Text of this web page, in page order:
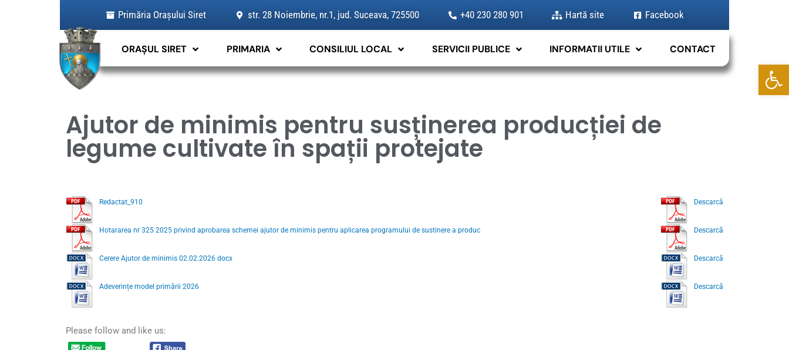
Primăria Orașului Siret str. 28 Noiembrie, nr.1, jud. Suceava, 725500 +40 230 280 901 Hartă site Facebook
ORAȘUL SIRET PRIMARIA CONSILIUL LOCAL SERVICII PUBLICE INFORMATII UTILE CONTACT
Ajutor de minimis pentru susținerea producției de
legume cultivate în spații protejate
Redactat_910 Descarcă
Hotararea nr 325 2025 privind aprobarea schemei ajutor de minimis pentru aplicarea programului de sustinere a produc Descarcă
Cerere Ajutor de minimis 02.02.2026 docx Descarcă
Adeverințe model primării 2026 Descarcă
Please follow and like us: